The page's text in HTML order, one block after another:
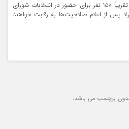
با توجه به گزارشات اعلام شده تقریباً ۱۵۰ نفر برای حضور در انتخابات شورای
پس از اعلام صلاحیت‌ها به رقابت خواهند
برچسب می باشد.